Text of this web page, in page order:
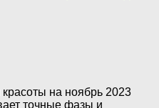
на ноябрь 2023
точные фазы и